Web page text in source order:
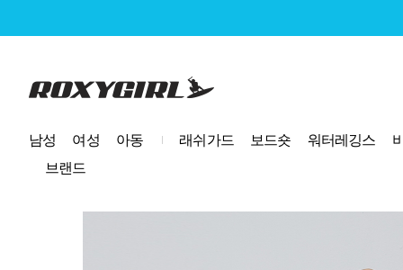
로고
남성 여성 아동 래쉬가드 보드숏 워터레깅스
브랜드